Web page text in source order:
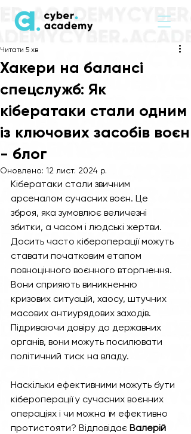
Хакери на балансі
спецслужб: Як
кібератаки стали одним
із ключових засобів воєн
- блог
Читати 5 хв
Оновлено: 12 лист. 2024 р.
Кібератаки стали звичним
арсеналом сучасних воєн. Це
зброя, яка зумовлює величезні
збитки, а часом і людські жертви.
Досить часто кібероперації можуть
ставати початковим етапом
повноцінного воєнного вторгнення.
Вони сприяють виникненню
кризових ситуацій, хаосу, штучних
масових антиурядових заходів.
Підриваючи довіру до державних
органів, вони можуть посилювати
політичний тиск на владу.
Наскільки ефективними можуть бути
кібероперації у сучасних воєнних
операціях і чи можна їм ефективно
протистояти? Відповідає Валерій